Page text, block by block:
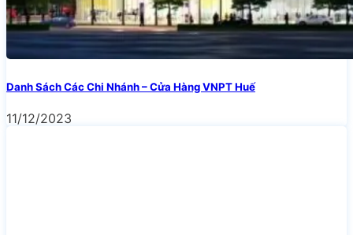
Danh Sách Các Chi Nhánh – Cửa Hàng VNPT Huế
11/12/2023